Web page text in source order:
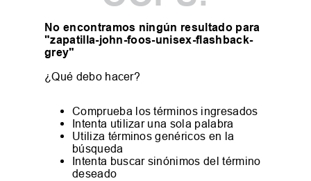
No encontramos ningún resultado para
"zapatilla-john-foos-unisex-flashback-
grey"
¿Qué debo hacer?
Comprueba los términos ingresados
Intenta utilizar una sola palabra
Utiliza términos genéricos en la
búsqueda
Intenta buscar sinónimos del término
deseado
zapatillas adidas